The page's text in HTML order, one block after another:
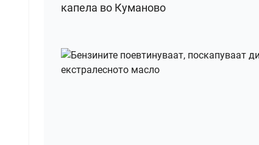
капела во Куманово